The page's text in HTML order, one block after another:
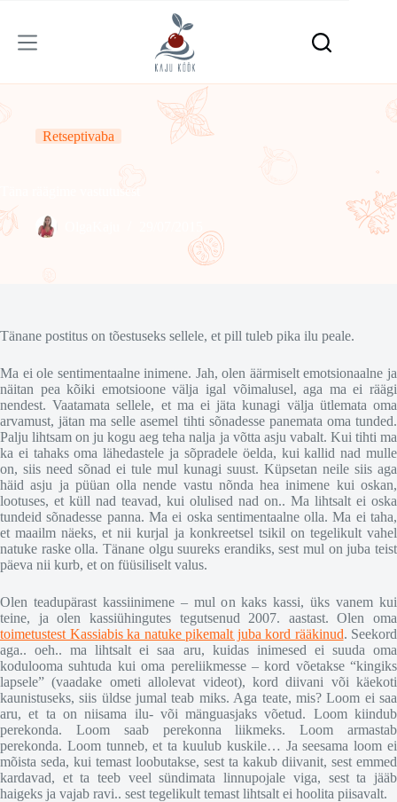
content
Retseptivaba
Täna räägime vastutusest
Tänane postitus on tõestuseks sellele, et pill tuleb pika ilu peale.
Ma ei ole sentimentaalne inimene. Jah, olen äärmiselt emotsionaalne ja
näitan pea kõiki emotsioone välja igal võimalusel, aga ma ei räägi
nendest. Vaatamata sellele, et ma ei jäta kunagi välja ütlemata oma
arvamust, jätan ma selle asemel tihti sõnadesse panemata oma tunded.
Palju lihtsam on ju kogu aeg teha nalja ja võtta asju vabalt. Kui tihti ma
ka ei tahaks oma lähedastele ja sõpradele öelda, kui kallid nad mulle
on, siis need sõnad ei tule mul kunagi suust. Küpsetan neile siis aga
häid asju ja püüan olla nende vastu nõnda hea inimene kui oskan,
lootuses, et küll nad teavad, kui olulised nad on.. Ma lihtsalt ei oska
tundeid sõnadesse panna. Ma ei oska sentimentaalne olla. Ma ei taha,
et maailm näeks, et nii kurjal ja konkreetsel tsikil on tegelikult vahel
natuke raske olla. Tänane olgu suureks erandiks, sest mul on juba teist
päeva nii kurb, et on füüsiliselt valus.
Olen teadupärast kassiinimene – mul on kaks kassi, üks vanem kui
teine, ja olen kassiühingutes tegutsenud 2007. aastast. Olen oma
toimetustest Kassiabis ka natuke pikemalt juba kord rääkinud. Seekord
aga.. oeh.. ma lihtsalt ei saa aru, kuidas inimesed ei suuda oma
kodulooma suhtuda kui oma pereliikmesse – kord võetakse “kingiks
lapsele” (vaadake ometi allolevat videot), kord diivani või käekoti
kaunistuseks, siis üldse jumal teab miks. Aga teate, mis? Loom ei saa
aru, et ta on niisama ilu- või mänguasjaks võetud. Loom kiindub
perekonda. Loom saab perekonna liikmeks. Loom armastab
perekonda. Loom tunneb, et ta kuulub kuskile… Ja seesama loom ei
mõista seda, kui temast loobutakse, sest ta kakub diivanit, sest emmed
kardavad, et ta teeb veel sündimata linnupojale viga, sest ta jääb
haigeks ja vajab ravi.. sest tegelikult temast lihtsalt ei hoolita piisavalt.